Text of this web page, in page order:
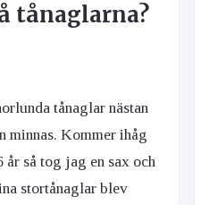
tånaglarna?
tånaglar nästan
minnas. Kommer ihåg
år så tog jag en sax och
stortånaglar blev